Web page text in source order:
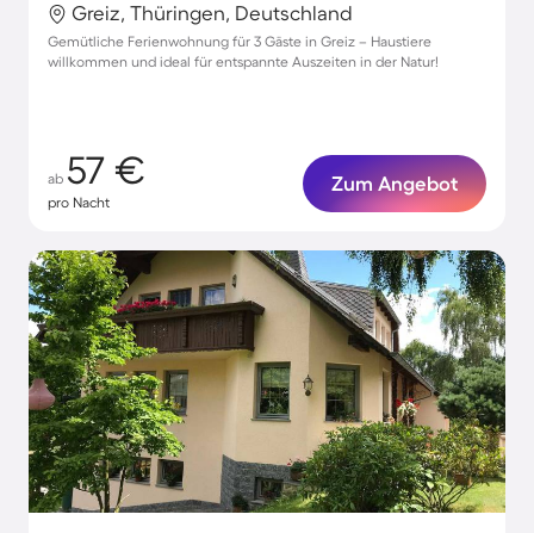
Greiz, Thüringen, Deutschland
Gemütliche Ferienwohnung für 3 Gäste in Greiz – Haustiere
willkommen und ideal für entspannte Auszeiten in der Natur!
ab 57 €
pro Nacht
Zum Angebot